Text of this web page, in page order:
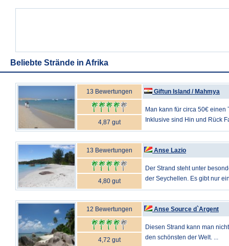
Beliebte Strände in Afrika
13 Bewertungen Giftun Island / Mahmya
Man kann für circa 50€ einen
Inklusive sind Hin und Rück
4,87 gut
13 Bewertungen Anse Lazio
Der Strand steht unter
der Seychellen. Es gibt nur
4,80 gut
12 Bewertungen Anse Source d`Argent
Diesen Strand kann man
den schönsten der Welt. ...
4,72 gut